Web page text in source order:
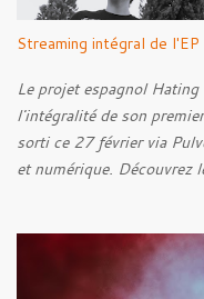
Streaming intégral de
Le projet espagnol
l'intégralité de son
sorti ce 27 février via
et numérique. Découvrez
Rebellion Against The
Sense Of Fear